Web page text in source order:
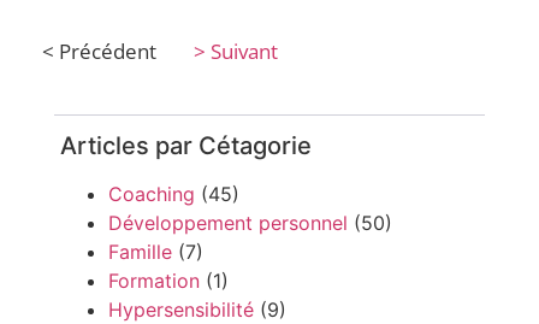
< Précédent > Suivant
Articles par Cétagorie
Coaching (45)
Développement personnel (50)
Famille (7)
Formation (1)
Hypersensibilité (9)